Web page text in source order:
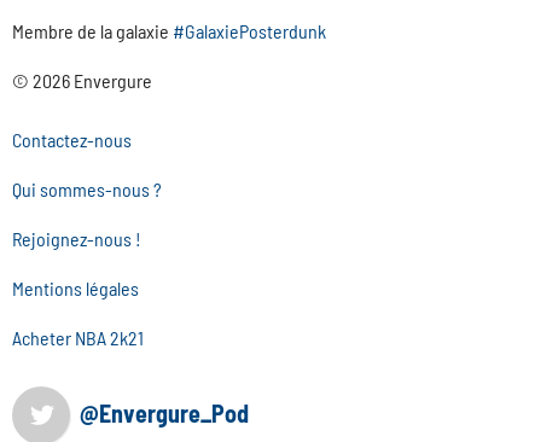
Membre de la galaxie #GalaxiePosterdunk
© 2026 Envergure
Contactez-nous
Qui sommes-nous ?
Rejoignez-nous !
Mentions légales
Acheter NBA 2k21
@Envergure_Pod